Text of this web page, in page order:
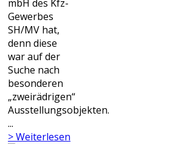
mbH des Kfz-
Gewerbes
SH/MV hat,
denn diese
war auf der
Suche nach
besonderen
„zweirädrigen“
Ausstellungsobjekten.
...
> Weiterlesen